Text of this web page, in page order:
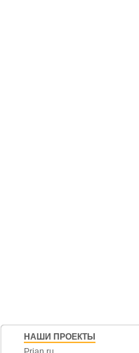
НАШИ ПРОЕКТЫ